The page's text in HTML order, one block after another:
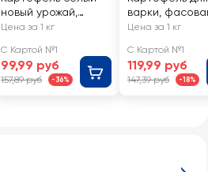
новый урожай,
фасованный,
Цена за 1 кг
С Картой №1
99,99 руб
157,89 руб -36%
варки,
весовой
Цена за 1 кг
С Картой №1
119,99 руб
147,39 руб -18%